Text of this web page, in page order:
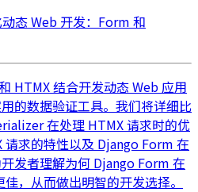
态 Web 开发：Form 和
HTMX 结合开发动态 Web 应用
的数据验证工具。我们将详细比
在处理 HTMX 请求时的优
求的特性以及 Django Form 在
发者理解为何 Django Form 在
，从而做出明智的开发选择。